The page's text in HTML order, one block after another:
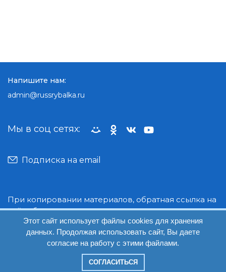
При копировании материалов, обратная ссылка на
сайт обязательна.
© Руссрыбалка: 2018-2026
Мы в соц сетях:
Подписка на email
Напишите нам:
admin@russrybalka.ru
Этот сайт использует файлы cookies для хранения
данных. Продолжая использовать сайт, Вы даете
согласие на работу с этими файлами.
СОГЛАСИТЬСЯ